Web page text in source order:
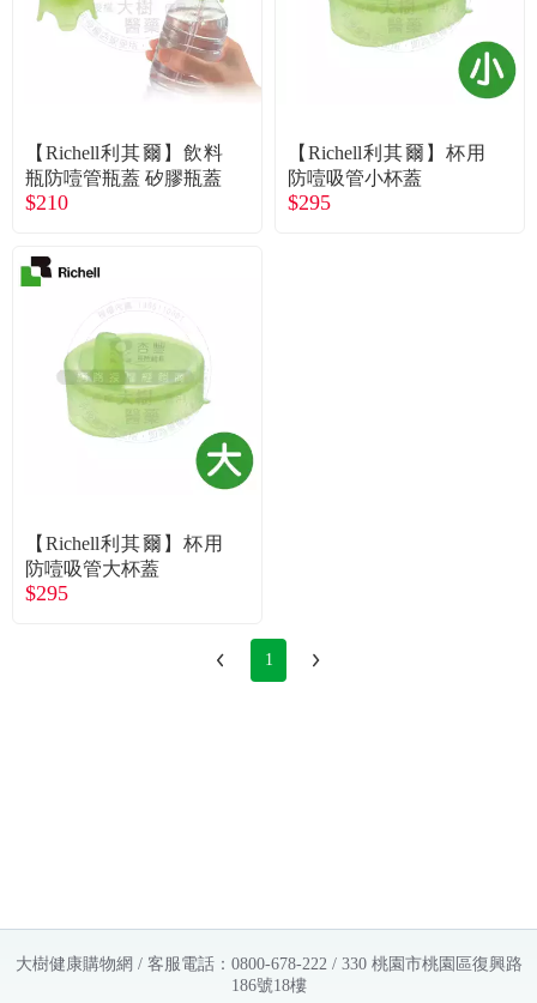
寵物
優惠活動
關於我們
合作提案
購物流程
會員專區
折價券、紅利說明
登入
【Richell利其爾】飲料
瓶防噎管瓶蓋 矽膠瓶蓋
$210
【Richell利其爾】杯用
防噎吸管小杯蓋
$295
【Richell利其爾】杯用
防噎吸管大杯蓋
$295
1
大樹健康購物網 / 客服電話：0800-678-222 / 330 桃園市桃園區復興路
186號18樓